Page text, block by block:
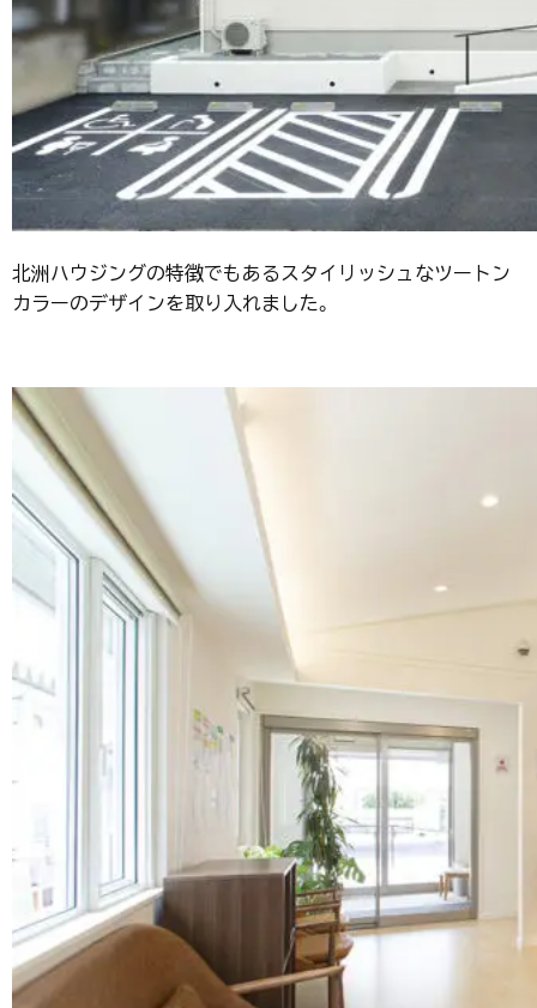
北洲ハウジングの特徴でもあるスタイリッシュなツートン
カラーのデザインを取り入れました。